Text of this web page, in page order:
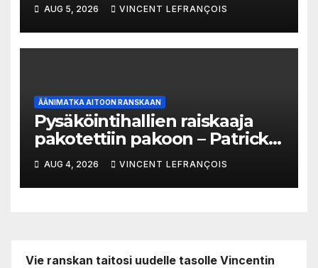
AUG 5, 2026 VINCENT LEFRANÇOIS
ÄÄNIMATKA AITOON RANSKAAN
Pysäköintihallien raiskaaja
pakotettiin pakoon – Patrick
Trémeau’n tapaus
AUG 4, 2026 VINCENT LEFRANÇOIS
Vie ranskan taitosi uudelle tasolle Vincentin